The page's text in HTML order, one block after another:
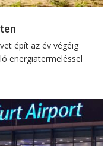
épít az év végéig
energiatermeléssel